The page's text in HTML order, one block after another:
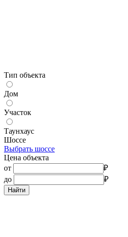
Тип объекта
Дом
Участок
Таунхаус
Шоссе
Выбрать шоссе
Цена объекта
от
₽
до
₽
Найти